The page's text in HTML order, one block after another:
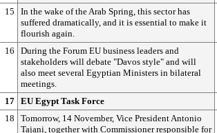
15
In the wake of the Arab Spring, this sector has
suffered dramatically, and it is essential to make it
flourish again.
16
During the Forum EU business leaders and
stakeholders will debate "Davos style" and will
also meet several Egyptian Ministers in bilateral
meetings.
17 EU Egypt Task Force
18
Tomorrow, 14 November, Vice President Antonio
Tajani, together with Commissioner responsible for